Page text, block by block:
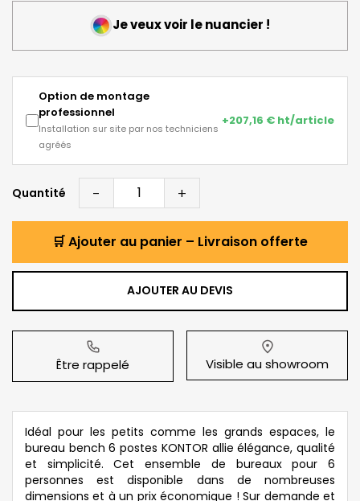
Je veux voir le nuancier !
Option de montage
professionnel
Installation sur site par nos techniciens
agréés
+207,16 € ht/article
Quantité - +
🛒 Ajouter au panier – Livraison offerte
AJOUTER AU DEVIS
Être rappelé Visible au showroom
Idéal pour les petits comme les grands espaces, le
bureau bench 6 postes KONTOR allie élégance, qualité
et simplicité. Cet ensemble de bureaux pour 6
personnes est disponible dans de nombreuses
dimensions et à un prix économique ! Sur demande et